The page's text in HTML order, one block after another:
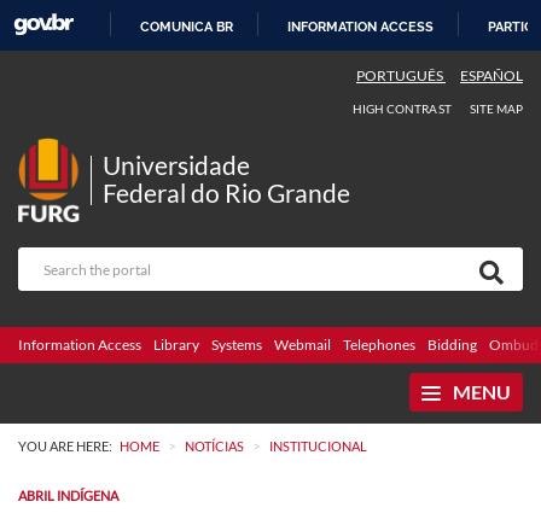
COMUNICA BR INFORMATION ACCESS
PORTUGUÊS ESPAÑOL
HIGH CONTRAST SITE MAP
Universidade
Federal do Rio Grande
Information Access Library Systems Webmail Telephones Bidding
MENU
YOU ARE HERE: HOME > NOTÍCIAS > INSTITUCIONAL
ABRIL INDÍGENA